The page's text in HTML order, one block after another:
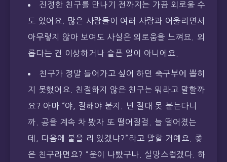
진정한 친구를 만나기 전까지는 가끔 외로울 수
도 있어요. 많은 사람들이 여러 사람과 어울리면서
아무렇지 않아 보여도 사실은 외로움을 느껴요. 외
롭다는 건 이상하거나 슬픈 일이 아니에요.
친구가 정말 들어가고 싶어 하던 축구부에 뽑히
지 못했어요. 친절하지 않은 친구는 뭐라고 말할까
요? 아마 “야, 잘해야 붙지. 넌 절대 못 붙는다니
까. 공을 계속 차 봤자 또 떨어질걸. 늘 떨어졌는
데, 다음에 붙을 리 있겠냐?”라고 말할 거예요. 좋
은 친구라면요? “운이 나빴구나. 실망스럽겠다. 하